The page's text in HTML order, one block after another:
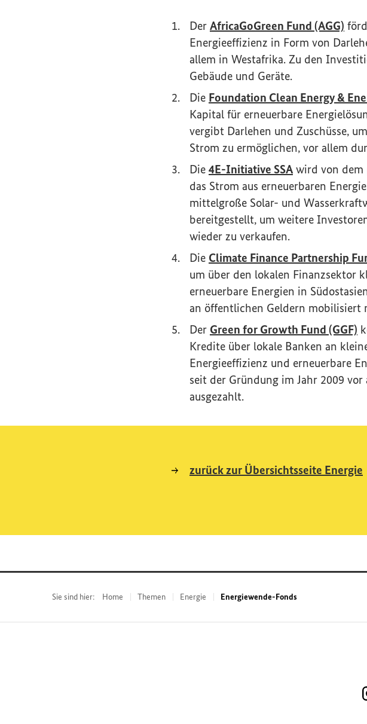
Der AfricaGoGreen Fund (AGG)
Energieeffizienz in Form von
allem in Westafrika. Zu den
Gebäude und Geräte.
Die Foundation Clean Energy &
Kapital für erneuerbare
vergibt Darlehen und Zuschüsse,
Strom zu ermöglichen, vor allem
Die 4E-Initiative SSA(Externer Link)
wird von dem
das Strom aus erneuerbaren
mittelgroße Solar- und
bereitgestellt, um weitere
wieder zu verkaufen.
Die Climate Finance Partnership
um über den lokalen Finanzsektor
erneuerbare Energien in
an öffentlichen Geldern mobilisiert
Der Green for Growth Fund (GGF)
Kredite über lokale Banken an
Energieeffizienz und erneuerbare
seit der Gründung im Jahr 2009
ausgezahlt.
zurück zur Übersichtsseite Energie
Sie sind hier: Home Themen Energie Energiewende-Fonds